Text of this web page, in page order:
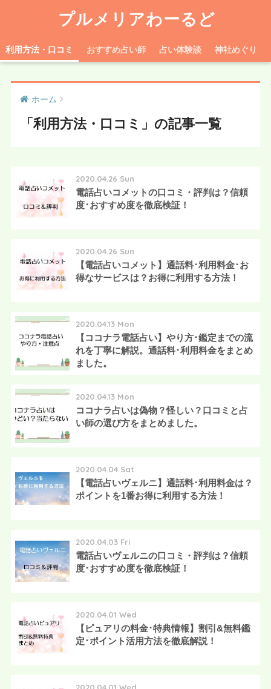
プルメリアわーるど
利用方法・口コミ おすすめ占い師 占い体験談 神社めぐり
ホーム
「利用方法・口コミ」の記事一覧
2020.04.26 Sun
電話占いコメットの口コミ・評判は？信頼
度･おすすめ度を徹底検証！
2020.04.26 Sun
【電話占いコメット】通話料･利用料金･お
得なサービスは？お得に利用する方法！
2020.04.13 Mon
【ココナラ電話占い】やり方･鑑定までの流
れを丁寧に解説。通話料･利用料金をまとめ
ました。
2020.04.13 Mon
ココナラ占いは偽物？怪しい？口コミと占
い師の選び方をまとめました。
2020.04.04 Sat
【電話占いヴェルニ】通話料･利用料金は？
ポイントを1番お得に利用する方法！
2020.04.03 Fri
電話占いヴェルニの口コミ・評判は？信頼
度･おすすめ度を徹底検証！
2020.04.01 Wed
【ピュアリの料金･特典情報】割引&無料鑑
定･ポイント活用方法を徹底解説！